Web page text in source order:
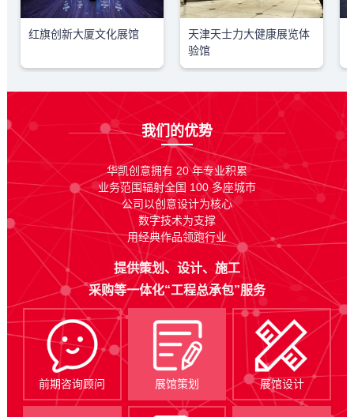
红旗创新大厦文化展馆
天津天士力大健康展览体
验馆
我们的优势
华凯创意拥有 20 年专业积累
业务范围辐射全国 100 多座城市
公司以创意设计为核心
数字技术为支撑
用经典作品领跑行业
提供策划、设计、施工
采购等一体化“工程总承包”服务
前期咨询顾问 展馆策划 展馆设计